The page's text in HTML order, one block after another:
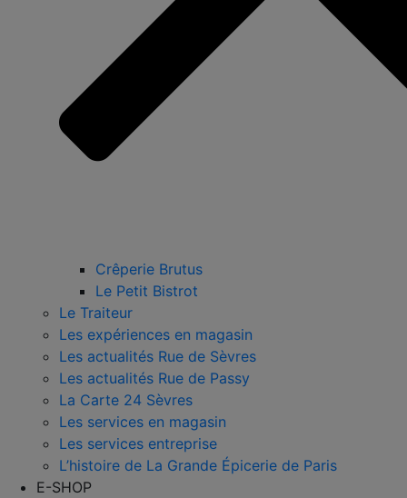
Crêperie Brutus
Le Petit Bistrot
Le Traiteur
Les expériences en magasin
Les actualités Rue de Sèvres
Les actualités Rue de Passy
La Carte 24 Sèvres
Les services en magasin
Les services entreprise
L’histoire de La Grande Épicerie de Paris
E-SHOP